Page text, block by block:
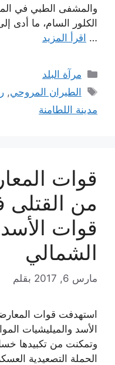
والمشفى الطبي في
الكلور السام، ما أدى
… اقرأ المزيد
التصنيفات
مرآة البلد
الوسوم
الطيران المروحي,
مدينة اللطامنة
قوات
من
قوات
الشمالي
مارس 6, 2017 بقلم
الأسد والميليشيات
وتمكنت من تكبيدها
الحملة التصعيدية